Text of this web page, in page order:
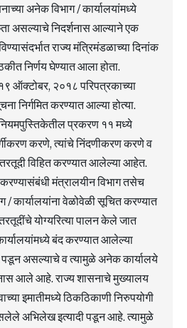
अनेक विभाग / कार्यालयांमध्ये
असल्याचे निदर्शनास आल्याने एक
राज्य मंत्रिमंडळाच्या दिनांक
निर्णय घेण्यात आला होता.
ऑक्टोबर, २०१८ परिपत्रकाच्या
निर्गमित करण्यात आल्या होत्या.
प्रकरण ११ मध्ये
करणे, त्यांचे निंदणीकरण करणे व
विहित करण्यात आलेल्या आहेत.
करण्यासंबंधी मंत्रालयीन विभाग तसेच
/ कार्यालयांना वेळोवेळी सूचित करण्यात
योग्यरित्या पालन केले जात
बंद करण्यात आलेल्या
पडून असल्याचे व त्यामुळे अनेक कार्यालये
आले आहे. राज्य शासनाचे मुख्यालय
इमातीमध्ये ठिकठिकाणी निरुपयोगी
अभिलेख इत्यादी पडून आहे. त्यामुळे